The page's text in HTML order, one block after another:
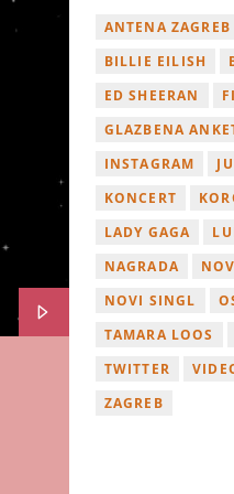
ANTENA ZAGREB
BILLIE EILISH
ED SHEERAN
GLAZBENA
INSTAGRAM
KONCERT
LADY GAGA
NAGRADA
NOVI SINGL
TAMARA LOOS
TWITTER
ZAGREB